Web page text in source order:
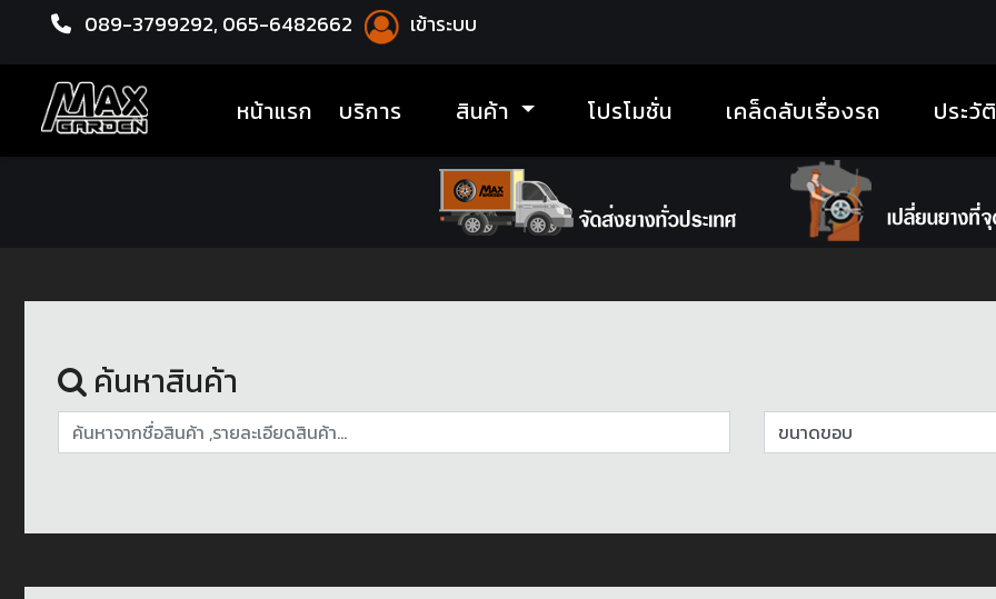
089-3799292, 065-6482662 เข้าระบบ
หน้าแรก(current)
บริการ สินค้า โปรโมชั่น เคล็ดลับเรื่องรถ ประวั
หน้าแรก ชุดโปรแม็กซ์พร้อมยาง
ค้นหาสินค้า